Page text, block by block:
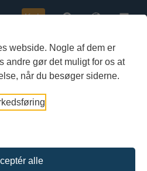
webside. Nogle af dem er
andre gør det muligt for os at
når du besøger siderne.
alle
Køb